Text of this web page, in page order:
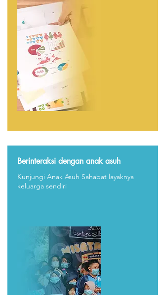
Berinteraksi dengan anak asuh
Kunjungi Anak Asuh Sahabat layaknya
keluarga sendiri